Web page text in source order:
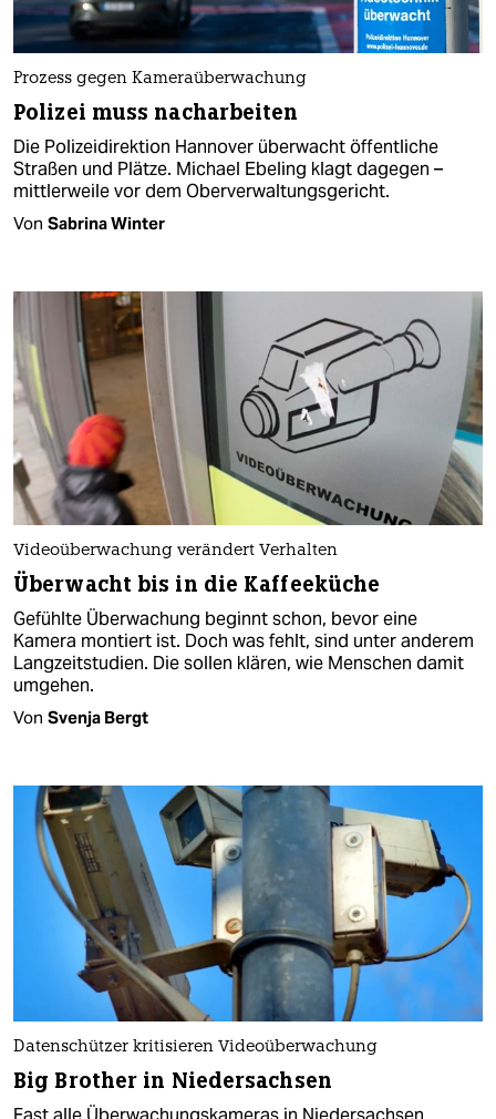
Prozess gegen Kameraüberwachung
Polizei muss nacharbeiten
Die Polizeidirektion Hannover überwacht öffentliche
Straßen und Plätze. Michael Ebeling klagt dagegen –
mittlerweile vor dem Oberverwaltungsgericht.
Von Sabrina Winter
Videoüberwachung verändert Verhalten
Überwacht bis in die Kaffeeküche
Gefühlte Überwachung beginnt schon, bevor eine
Kamera montiert ist. Doch was fehlt, sind unter anderem
Langzeitstudien. Die sollen klären, wie Menschen damit
umgehen.
Von Svenja Bergt
Datenschützer kritisieren Videoüberwachung
Big Brother in Niedersachsen